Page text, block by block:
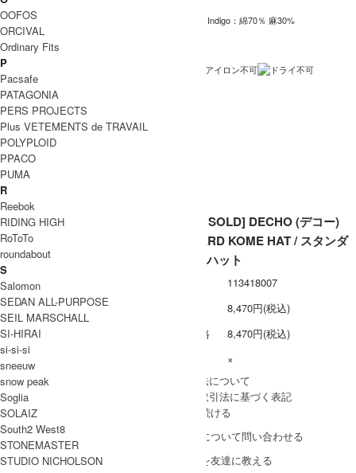
素材 Beige Navy：綿100% S.Blue S.Indigo：綿70％ 麻30%
生産国
裏地 / 透け感
メール便 利用可
[THANK SOLD] DECHO (デコー)
STANDARD KOME HAT / スタンダ
ードコメハット
113418007
8,470円(税込)
販売価格
8,470円(税込)
×
» 採寸方法について
» 特定商取引法に基づく表記
買い物を続ける
この商品について問い合わせる
この商品を友達に教える
OOFOS
ORCIVAL
Ordinary Fits
P
Pacsafe
PATAGONIA
PERS PROJECTS
Plus VETEMENTS de TRAVAIL
POLYPLOID
PPACO
PUMA
R
Reebok
RIDING HIGH
RoToTo
roundabout
S
Salomon
SEDAN ALL-PURPOSE
SEIL MARSCHALL
SI-HIRAI
si-si-si
sneeuw
snow peak
Soglia
SOLAIZ
South2 West8
STONEMASTER
STUDIO NICHOLSON